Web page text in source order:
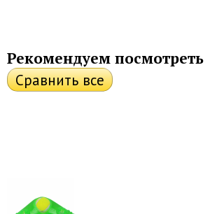
Рекомендуем посмотреть